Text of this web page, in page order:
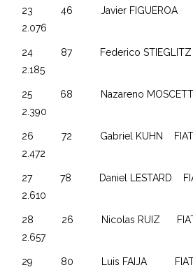
23 46 Javier
2.076
24 87 Federico
2.185
25 68 Nazareno
2.390
26 72 Gabriel
2.472
27 78 Daniel
2.610
28 26 Nicolas RUIZ
2.657
29 80 Luis FAIJA